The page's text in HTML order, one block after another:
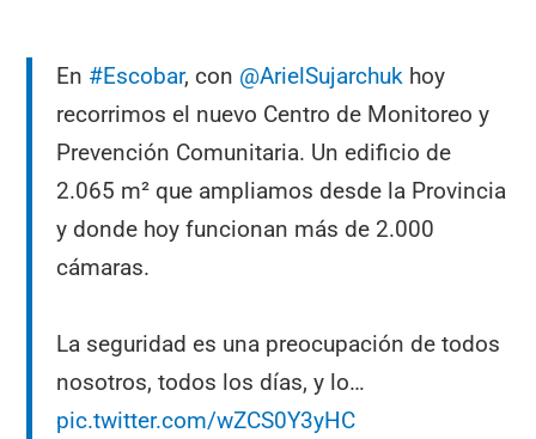
En #Escobar, con @ArielSujarchuk hoy
recorrimos el nuevo Centro de Monitoreo y
Prevención Comunitaria. Un edificio de
2.065 m² que ampliamos desde la Provincia
y donde hoy funcionan más de 2.000
cámaras.
La seguridad es una preocupación de todos
nosotros, todos los días, y lo…
pic.twitter.com/wZCS0Y3yHC